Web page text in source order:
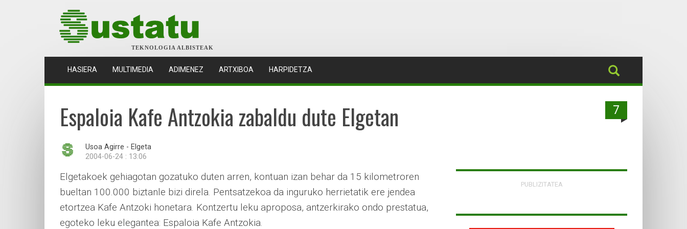
TEKNOLOGIA ALBISTEAK
HASIERA (CURRENT)
MULTIMEDIA ADIMENEZ ARTXIBOA HARPIDETZA
7
Espaloia Kafe Antzokia zabaldu dute Elgetan
Usoa Agirre - Elgeta
2004-06-24 : 13:06
Elgetakoek gehiagotan gozatuko duten arren, kontuan izan behar da 15 kilometroren
bueltan 100.000 biztanle bizi direla. Pentsatzekoa da inguruko herrietatik ere jendea
etortzea Kafe Antzoki honetara. Kontzertu leku aproposa, antzerkirako ondo prestatua,
egoteko leku elegantea: Espaloia Kafe Antzokia.
PUBLIZITATEA